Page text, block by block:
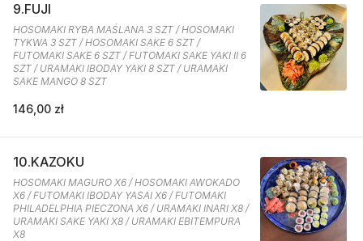
9.FUJI
HOSOMAKI RYBA MAŚLANA 3 SZT / HOSOMAKI
TYKWA 3 SZT / HOSOMAKI SAKE 6 SZT /
FUTOMAKI SAKE 6 SZT / FUTOMAKI SAKE YAKI II 6
SZT / URAMAKI IBODAY YAKI 8 SZT / URAMAKI
SAKE MANGO 8 SZT
146,00 zł
10.KAZOKU
HOSOMAKI MAGURO X6 / HOSOMAKI AWOKADO
X6 / FUTOMAKI IBODAY YASAI X6 / FUTOMAKI
PHILADELPHIA PIECZONA X6 / URAMAKI INARI X8 /
URAMAKI SAKE YAKI X8 / URAMAKI EBITEMPURA
X8